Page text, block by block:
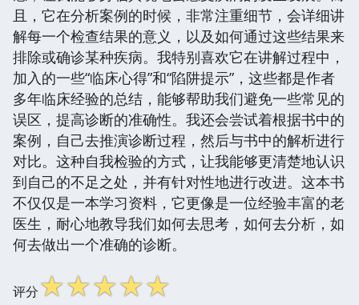
且，它在分析案例的时候，非常注重细节，会详细讲
解每一个检查结果的意义，以及如何通过这些结果来
排除或确诊某种疾病。我特别喜欢它在讲解过程中，
加入的一些“临床心得”和“陷阱提示”，这些都是作者
多年临床经验的总结，能够帮助我们避免一些常见的
误区，提高诊断的准确性。我还会尝试着根据书中的
案例，自己去推演诊断过程，然后与书中的解析进行
对比。这种自我检验的方式，让我能够更清楚地认识
到自己的不足之处，并有针对性地进行改进。这本书
不仅仅是一本学习资料，它更像是一位经验丰富的老
医生，耐心地教导我们如何去思考，如何去分析，如
何去做出一个准确的诊断。
评分☆☆☆☆☆